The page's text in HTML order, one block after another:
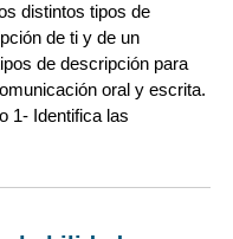
distintos tipos de
de ti y de un
de descripción para
oral y escrita.
1- Identifica las